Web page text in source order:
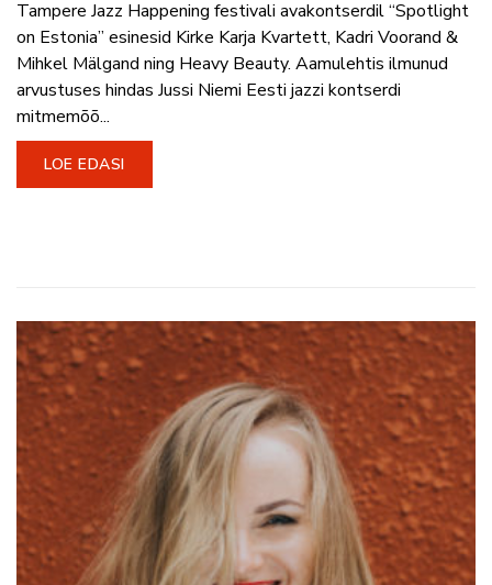
Tampere Jazz Happening festivali avakontserdil “Spotlight
on Estonia” esinesid Kirke Karja Kvartett, Kadri Voorand &
Mihkel Mälgand ning Heavy Beauty. Aamulehtis ilmunud
arvustuses hindas Jussi Niemi Eesti jazzi kontserdi
mitmemõõ...
LOE EDASI